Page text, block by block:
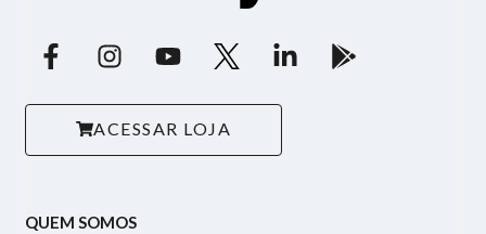
ACESSAR LOJA
QUEM SOMOS